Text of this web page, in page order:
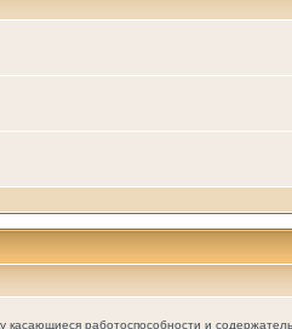
касающиеся работоспособности и